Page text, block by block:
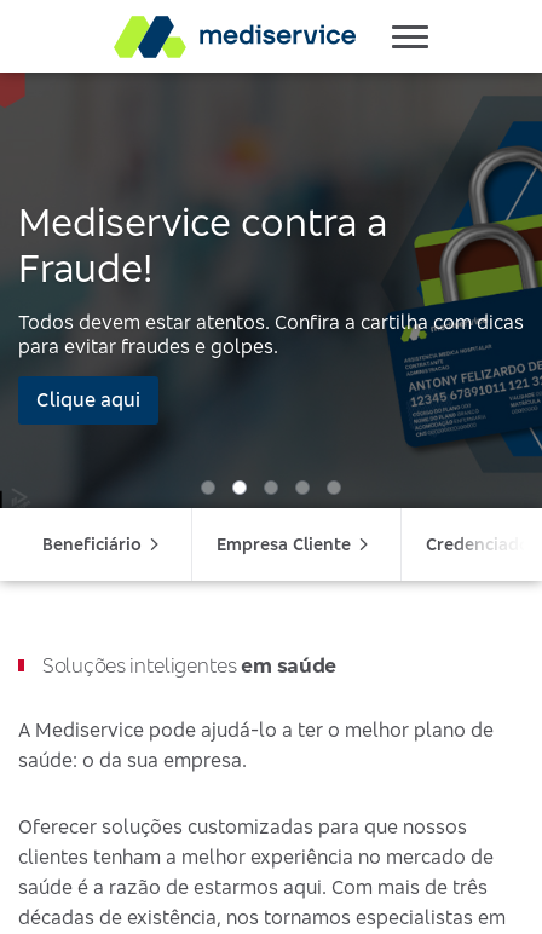
Mediservice contra a
Fraude!
Todos devem estar atentos. Confira a cartilha com dicas
para evitar fraudes e golpes.
Clique aqui
Beneficiário Empresa Cliente Credenciado
Soluções inteligentesem saúde
A Mediservice pode ajudá-lo a ter o melhor plano de
saúde: o da sua empresa.
Oferecer soluções customizadas para que nossos
clientes tenham a melhor experiência no mercado de
saúde é a razão de estarmos aqui. Com mais de três
décadas de existência, nos tornamos especialistas em